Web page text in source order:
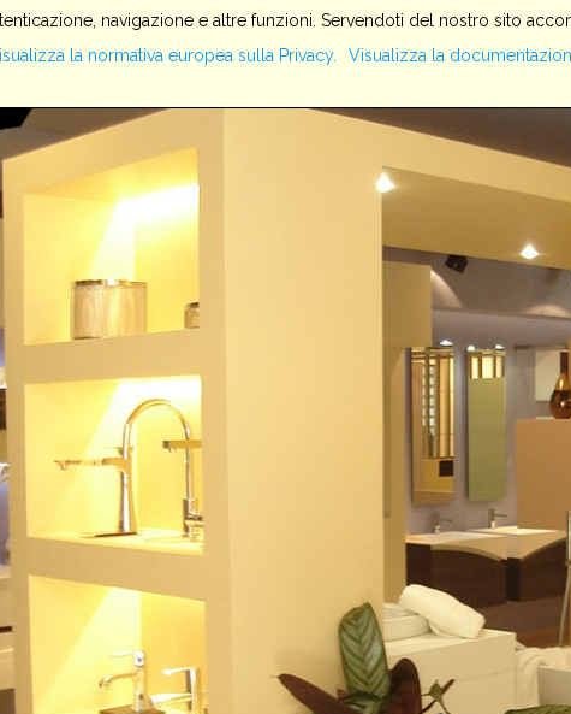
HOME SERVIZI AZIENDA
navigazione e altre funzioni. Servendoti del nostro sito
la normativa europea sulla Privacy.
Visualizza la